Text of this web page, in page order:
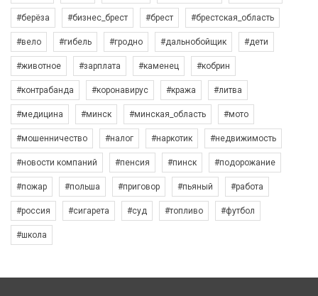
#берёза #бизнес_брест #брест #брестская_область
#вело #гибель #гродно #дальнобойщик #дети
#животное #зарплата #каменец #кобрин
#контрабанда #коронавирус #кража #литва
#медицина #минск #минская_область #мото
#мошенничество #налог #наркотик #недвижимость
#новости компаний #пенсия #пинск #подорожание
#пожар #польша #приговор #пьяный #работа
#россия #сигарета #суд #топливо #футбол
#школа